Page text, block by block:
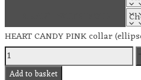
HEART CANDY PINK collar
Add to basket